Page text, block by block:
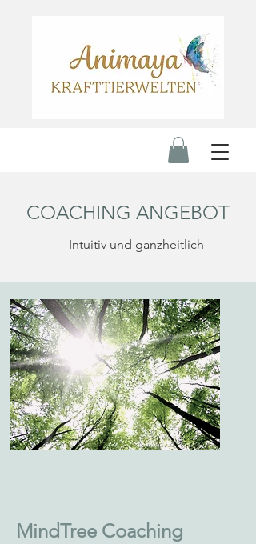
COACHING ANGEBOT
Intuitiv und ganzheitlich
MindTree Coaching